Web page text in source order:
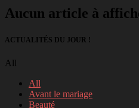
Aucun article à
ACTUALITÉS DU JOUR !
All
All
Avant le mariage
Beauté